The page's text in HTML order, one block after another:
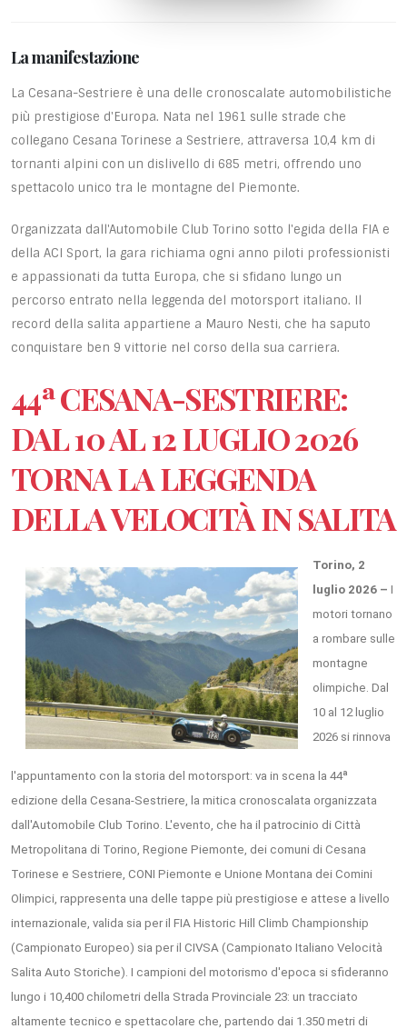
La manifestazione
La Cesana-Sestriere è una delle cronoscalate automobilistiche
più prestigiose d'Europa. Nata nel 1961 sulle strade che
collegano Cesana Torinese a Sestriere, attraversa 10,4 km di
tornanti alpini con un dislivello di 685 metri, offrendo uno
spettacolo unico tra le montagne del Piemonte.
Organizzata dall'Automobile Club Torino sotto l'egida della FIA e
della ACI Sport, la gara richiama ogni anno piloti professionisti
e appassionati da tutta Europa, che si sfidano lungo un
percorso entrato nella leggenda del motorsport italiano. Il
record della salita appartiene a Mauro Nesti, che ha saputo
conquistare ben 9 vittorie nel corso della sua carriera.
44ª CESANA-SESTRIERE:
DAL 10 AL 12 LUGLIO 2026
TORNA LA LEGGENDA
DELLA VELOCITÀ IN SALITA
Torino, 2
luglio 2026 – I
motori tornano
a rombare sulle
montagne
olimpiche. Dal
10 al 12 luglio
2026 si rinnova
l'appuntamento con la storia del motorsport: va in scena la 44ª
edizione della Cesana-Sestriere, la mitica cronoscalata organizzata
dall'Automobile Club Torino. L'evento, che ha il patrocinio di Città
Metropolitana di Torino, Regione Piemonte, dei comuni di Cesana
Torinese e Sestriere, CONI Piemonte e Unione Montana dei Comini
Olimpici, rappresenta una delle tappe più prestigiose e attese a livello
internazionale, valida sia per il FIA Historic Hill Climb Championship
(Campionato Europeo) sia per il CIVSA (Campionato Italiano Velocità
Salita Auto Storiche). I campioni del motorismo d'epoca si sfideranno
lungo i 10,400 chilometri della Strada Provinciale 23: un tracciato
altamente tecnico e spettacolare che, partendo dai 1.350 metri di